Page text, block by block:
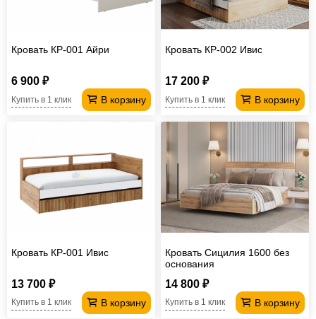
Кровать КР-001 Айри
6 900 ₽
В корзину
Купить в 1 клик
Кровать КР-002 Ивис
17 200 ₽
В корзину
Купить в 1 клик
Кровать КР-001 Ивис
13 700 ₽
В корзину
Купить в 1 клик
Кровать Сицилия 1600 без
основания
14 800 ₽
В корзину
Купить в 1 клик